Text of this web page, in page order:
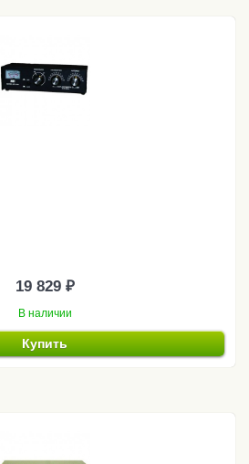
19 829 ₽
В наличии
Купить